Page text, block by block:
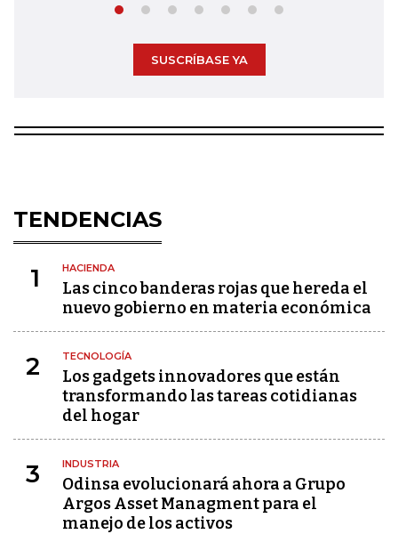
SUSCRÍBASE YA
TENDENCIAS
1 HACIENDA
Las cinco banderas rojas que hereda el
nuevo gobierno en materia económica
2 TECNOLOGÍA
Los gadgets innovadores que están
transformando las tareas cotidianas
del hogar
3 INDUSTRIA
Odinsa evolucionará ahora a Grupo
Argos Asset Managment para el
manejo de los activos